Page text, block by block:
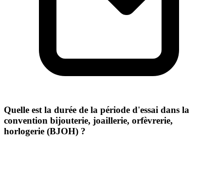
Quelle est la durée de la période d'essai dans la
convention bijouterie, joaillerie, orfèvrerie,
horlogerie (BJOH) ?